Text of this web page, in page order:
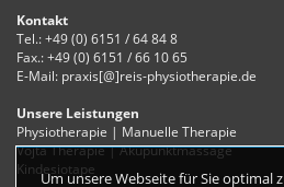
Kontakt
Tel.: +49 (0) 6151 / 64 84 8
Fax.: +49 (0) 6151 / 66 10 65
E-Mail: praxis[@]reis-physiotherapie.de
Unsere Leistungen
Physiotherapie | Manuelle Therapie
Vojta Therapie|Akupunktmassage
Kindesiotape
Um unsere Webseite für Sie optimal